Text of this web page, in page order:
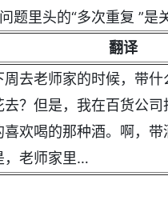
里头的“多次重复 ”是
翻译
周去老师家的时候，带
去？但是，我在百货公
喜欢喝的那种酒。啊，带
，老师家里…